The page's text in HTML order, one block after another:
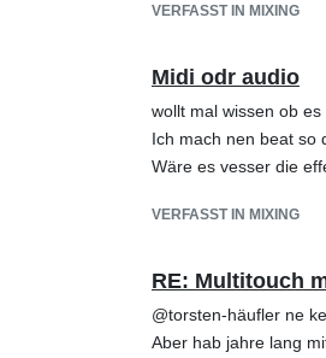
VERFASST IN MIXING
Midi odr audio
wollt mal wissen ob
Ich mach nen beat so
Wäre es vesser die
VERFASST IN MIXING
RE: Multitouch
@torsten-häufler ne
Aber hab jahre lang